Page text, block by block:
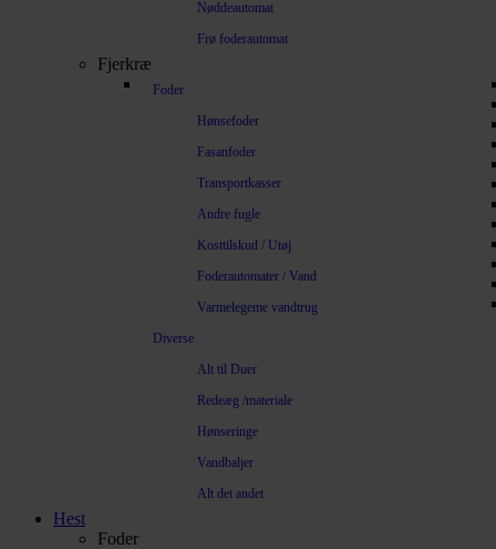
Nøddeautomat
Frø foderautomat
Fjerkræ
Foder
Hønsefoder
Fasanfoder
Transportkasser
Andre fugle
Kosttilskud / Utøj
Foderautomater / Vand
Varmelegeme vandtrug
Diverse
Alt til Duer
Redeæg /materiale
Hønseringe
Vandbaljer
Alt det andet
Hest
Foder